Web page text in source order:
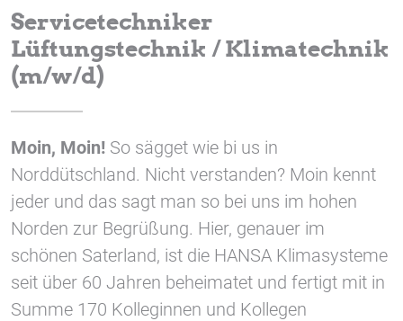
Servicetechniker
Lüftungstechnik / Klimatechnik
(m/w/d)
Moin, Moin! So sägget wie bi us in
Norddütschland. Nicht verstanden? Moin kennt
jeder und das sagt man so bei uns im hohen
Norden zur Begrüßung. Hier, genauer im
schönen Saterland, ist die HANSA Klimasysteme
seit über 60 Jahren beheimatet und fertigt mit in
Summe 170 Kolleginnen und Kollegen
STATISTIK
unsere Besucher unsere Website nutzen.
Analytics
EXTERNE MEDIEN
Um Inhalte von Videoplattformen und Social Media